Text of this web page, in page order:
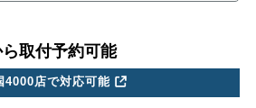
取付予約可能
4000店で対応可能